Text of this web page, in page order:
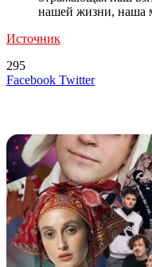
нашей жизни, наша
Источник
295
Facebook TwitterLinkedIn
Tumblr
Reddit
Вконтакте
Skype
Messenger
Messenger
WhatsApp
Telegram
Viber
Line
Поделиться
Печатать